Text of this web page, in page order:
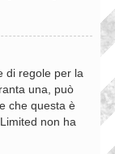
di regole per la
una, può
che questa è
non ha